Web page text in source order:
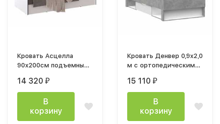
Кровать Асцелла
90х200см подъемным
белый текстурный
14 320 ₽
В
корзину
Кровать Денвер 0,9х2,0
м с ортопедическим
Ателье светлый /
Белый
15 110 ₽
В
корзину